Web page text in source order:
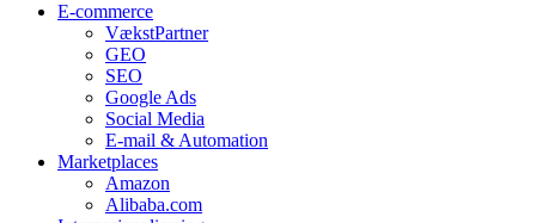
E-commerce
VækstPartner
GEO
SEO
Google Ads
Social Media
E-mail & Automation
Marketplaces
Amazon
Alibaba.com